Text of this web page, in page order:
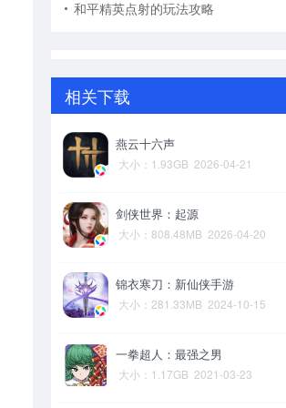
和平精英点射的玩法攻略
相关下载
燕云十六声
大小：1.93GB 2026-04-21
剑侠世界：起源
大小：808.48MB 2026-04-20
锦衣寒刀：新仙侠手游
大小：281.33MB 2024-10-15
一拳超人：最强之男
大小：1.17GB 2021-03-23